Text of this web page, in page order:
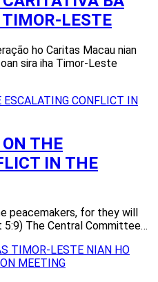
LESTE
ho Caritas Macau nian
sira iha Timor-Leste
THE
IN THE
peacemakers, for they will
5:9) The Central Committee…